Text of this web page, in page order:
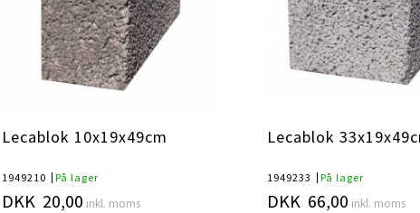
Lecablok 10x19x49cm
1949210 På lager
DKK 20,00 inkl. moms
Lecablok
1949233 På lager
DKK 66,00 inkl. moms